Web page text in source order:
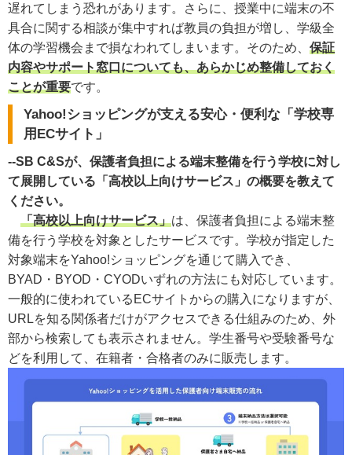
遅れてしまう恐れがあります。さらに、授業中に端末の不
具合に関する相談が集中すれば教員の負担が増し、学級全
体の学習機会まで損なわれてしまいます。そのため、 保証
内容やサポート窓口についても、あらかじめ整備しておく
ことが重要です。
Yahoo!ショッピングが支える安心・便利な「学校専
用ECサイト」
--SB C&Sが、保護者負担による端末整備を行う学校に対し
て展開している「高校以上向けサービス」の概要を教えて
ください。
「高校以上向けサービス」は、保護者負担による端末整
備を行う学校を対象としたサービスです。学校が指定した
対象端末をYahoo!ショッピングを通じて購入でき、
BYAD・BYOD・CYODいずれの方法にも対応しています。
一般的に使われているECサイトからの購入になりますが、
URLを知る関係者だけがアクセスできる仕組みのため、外
部から検索しても表示されません。学生番号や受験番号な
どを利用して、在籍者・合格者のみに販売します。